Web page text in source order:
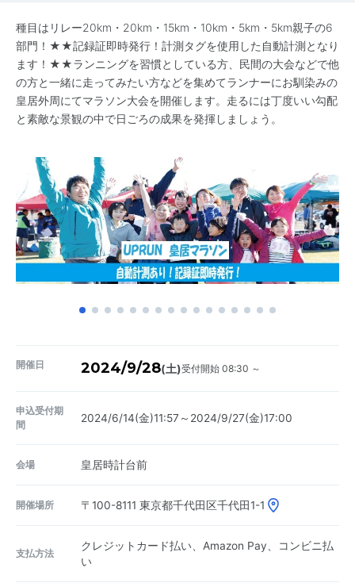
種目はリレー20km・20km・15km・10km・5km・5km親子の6
部門！★★記録証即時発行！計測タグを使用した自動計測となり
ます！★★ランニングを習慣としている方、民間の大会などで他
の方と一緒に走ってみたい方などを集めてランナーにお馴染みの
皇居外周にてマラソン大会を開催します。走るには丁度いい勾配
と素敵な景観の中で日ごろの成果を発揮しましょう。
開催日 2024/9/28(土)受付開始 08:30 ～
申込受付期
間
2024/6/14(金)11:57～2024/9/27(金)17:00
会場 皇居時計台前
開催場所 〒100-8111 東京都千代田区千代田1-1
支払方法
クレジットカード払い、Amazon Pay、コンビニ払
い